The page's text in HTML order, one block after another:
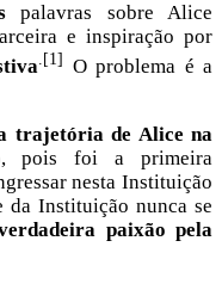
palavras sobre Alice
e inspiração por
.[1] O problema é a
trajetória de Alice na
, pois foi a primeira
nesta Instituição
da Instituição nunca se
paixão pela